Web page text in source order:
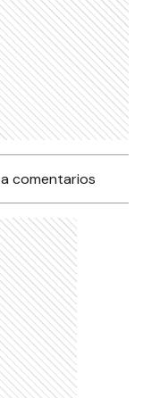
comentarios